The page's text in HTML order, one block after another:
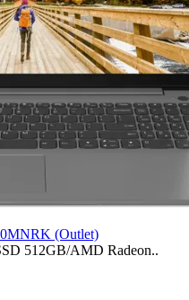
(Outlet)
512GB/AMD Radeon..